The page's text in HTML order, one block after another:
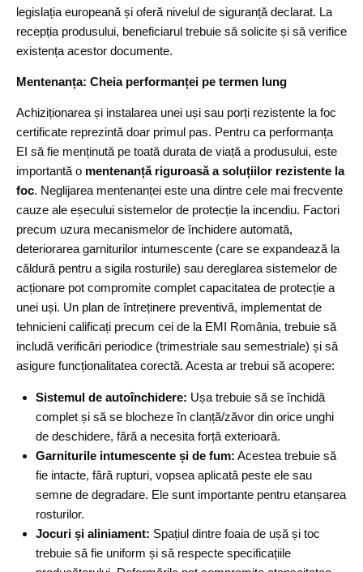
legislația europeană și oferă nivelul de siguranță declarat. La
recepția produsului, beneficiarul trebuie să solicite și să verifice
existența acestor documente.
Mentenanța: Cheia performanței pe termen lung
Achiziționarea și instalarea unei uși sau porți rezistente la foc
certificate reprezintă doar primul pas. Pentru ca performanța
EI să fie menținută pe toată durata de viață a produsului, este
importantă o mentenanță riguroasă a soluțiilor rezistente la
foc. Neglijarea mentenanței este una dintre cele mai frecvente
cauze ale eșecului sistemelor de protecție la incendiu. Factori
precum uzura mecanismelor de închidere automată,
deteriorarea garniturilor intumescente (care se expandează la
căldură pentru a sigila rosturile) sau dereglarea sistemelor de
acționare pot compromite complet capacitatea de protecție a
unei uși. Un plan de întreținere preventivă, implementat de
tehnicieni calificați precum cei de la EMI România, trebuie să
includă verificări periodice (trimestriale sau semestriale) și să
asigure funcționalitatea corectă. Acesta ar trebui să acopere:
Sistemul de autoînchidere: Ușa trebuie să se închidă
complet și să se blocheze în clanță/zăvor din orice unghi
de deschidere, fără a necesita forță exterioară.
Garniturile intumescente și de fum: Acestea trebuie să
fie intacte, fără rupturi, vopsea aplicată peste ele sau
semne de degradare. Ele sunt importante pentru etanșarea
rosturilor.
Jocuri și aliniament: Spațiul dintre foaia de ușă și toc
trebuie să fie uniform și să respecte specificațiile